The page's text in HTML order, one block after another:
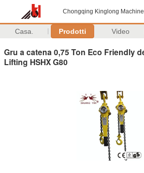
Chongqing Kinglong
Casa. Prodotti Video
Gru a catena 0,75 Ton Eco Friendly
Lifting HSHX G80